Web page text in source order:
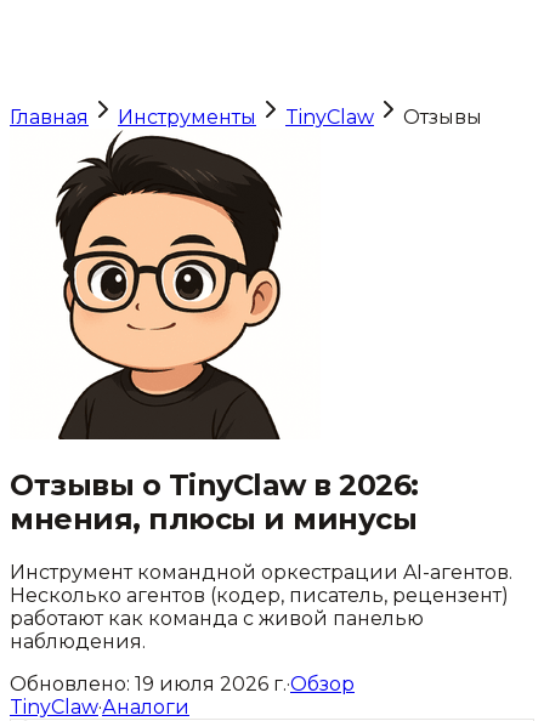
Главная Инструменты TinyClaw Отзывы
Отзывы о TinyClawв 2026:
мнения, плюсы и минусы
Инструмент командной оркестрации AI-агентов.
Несколько агентов (кодер, писатель, рецензент)
работают как команда с живой панелью
наблюдения.
Обновлено: 19 июля 2026 г.·Обзор
TinyClaw·Аналоги